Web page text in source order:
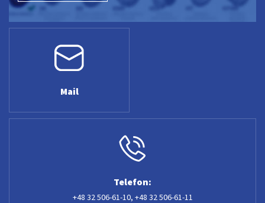
Mail
Telefon:
+48 32 506-61-10, +48 32 506-61-11